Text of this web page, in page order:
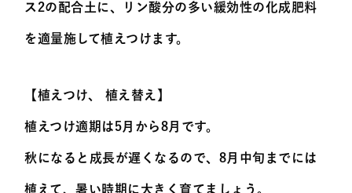
ス2の配合土に、リン酸分の多い緩効性の化成肥料
を適量施して植えつけます。
【植えつけ、 植え替え】
植えつけ適期は5月から8月です。
秋になると成長が遅くなるので、8月中旬までには
植えて、暑い時期に大きく育てましょう。